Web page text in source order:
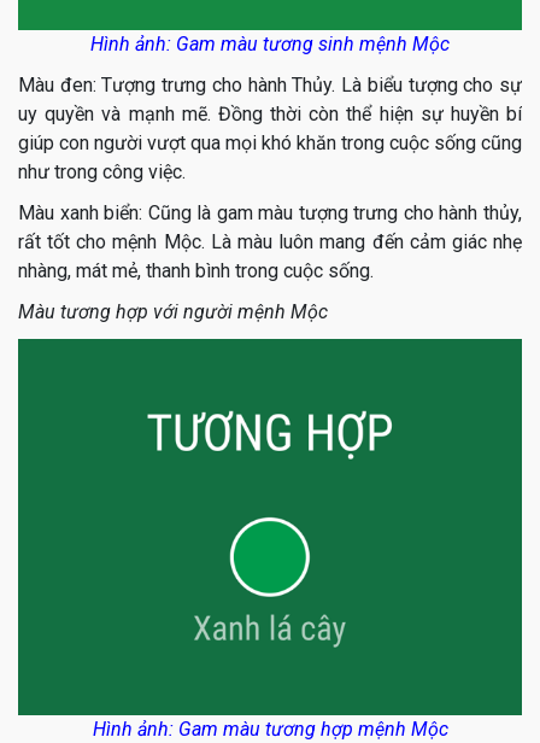
Hình ảnh: Gam màu tương sinh mệnh Mộc
Màu đen: Tượng trưng cho hành Thủy. Là biểu tượng cho sự
uy quyền và mạnh mẽ. Đồng thời còn thể hiện sự huyền bí
giúp con người vượt qua mọi khó khăn trong cuộc sống cũng
như trong công việc.
Màu xanh biển: Cũng là gam màu tượng trưng cho hành thủy,
rất tốt cho mệnh Mộc. Là màu luôn mang đến cảm giác nhẹ
nhàng, mát mẻ, thanh bình trong cuộc sống.
Màu tương hợp với người mệnh Mộc
Hình ảnh: Gam màu tương hợp mệnh Mộc